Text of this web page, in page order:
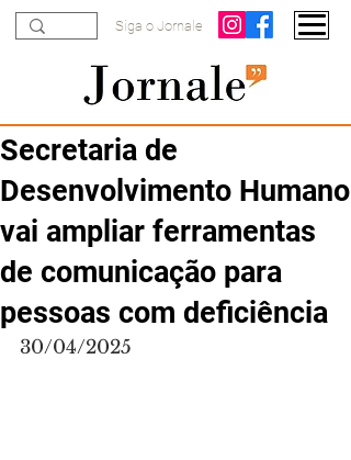
Siga o Jornale
Secretaria de
Desenvolvimento Humano
vai ampliar ferramentas
de comunicação para
pessoas com deficiência
30/04/2025